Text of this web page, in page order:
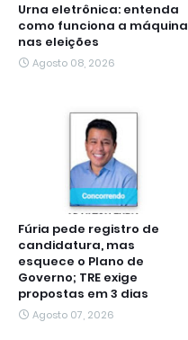
Urna eletrônica: entenda
como funciona a máquina
nas eleições
Agosto 08, 2026
Fúria pede registro de
candidatura, mas
esquece o Plano de
Governo; TRE exige
propostas em 3 dias
Agosto 07, 2026